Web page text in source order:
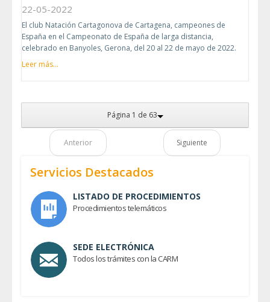
22-05-2022
El club Natación Cartagonova de Cartagena, campeones de
España en el Campeonato de España de larga distancia,
celebrado en Banyoles, Gerona, del 20 al 22 de mayo de 2022.
Leer más...
Página 1 de 63
Anterior Siguiente
Servicios Destacados
LISTADO DE PROCEDIMIENTOS
Procedimientos telemáticos
SEDE ELECTRÓNICA
Todos los trámites con la CARM